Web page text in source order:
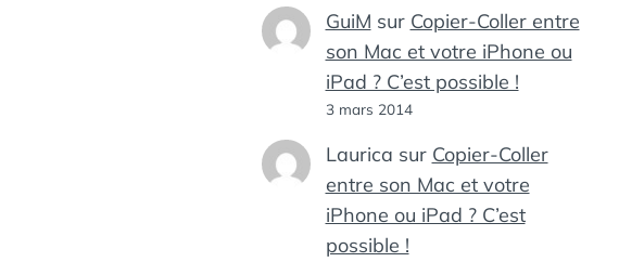
GuiM sur Copier-Coller entre
son Mac et votre iPhone ou
iPad ? C’est possible !
3 mars 2014
Laurica sur Copier-Coller
entre son Mac et votre
iPhone ou iPad ? C’est
possible !